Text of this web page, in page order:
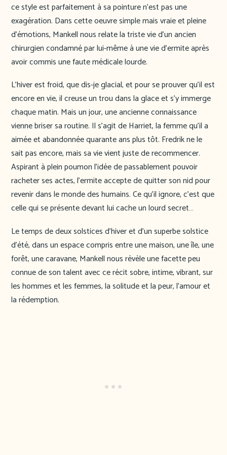
ce style est parfaitement à sa pointure n’est pas une
exagération. Dans cette oeuvre simple mais vraie et pleine
d’émotions, Mankell nous relate la triste vie d’un ancien
chirurgien condamné par lui-même à une vie d’ermite après
avoir commis une faute médicale lourde.
L’hiver est froid, que dis-je glacial, et pour se prouver qu’il est
encore en vie, il creuse un trou dans la glace et s’y immerge
chaque matin. Mais un jour, une ancienne connaissance
vienne briser sa routine. Il s’agit de Harriet, la femme qu’il a
aimée et abandonnée quarante ans plus tôt. Fredrik ne le
sait pas encore, mais sa vie vient juste de recommencer.
Aspirant à plein poumon l’idée de passablement pouvoir
racheter ses actes, l’ermite accepte de quitter son nid pour
revenir dans le monde des humains. Ce qu’il ignore, c’est que
celle qui se présente devant lui cache un lourd secret…
Le temps de deux solstices d’hiver et d’un superbe solstice
d’été, dans un espace compris entre une maison, une île, une
forêt, une caravane, Mankell nous révèle une facette peu
connue de son talent avec ce récit sobre, intime, vibrant, sur
les hommes et les femmes, la solitude et la peur, l’amour et
la rédemption.